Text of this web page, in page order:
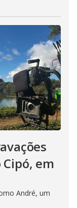
em
André, um